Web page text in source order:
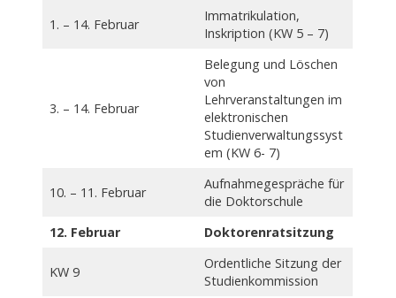
1. – 14. Februar
Immatrikulation,
Inskription (KW 5 – 7)
3. – 14. Februar
Belegung und Löschen
von
Lehrveranstaltungen im
elektronischen
Studienverwaltungssyst
em (KW 6- 7)
10. – 11. Februar
Aufnahmegespräche für
die Doktorschule
12. Februar
Doktorenratsitzung
KW 9
Ordentliche Sitzung der
Studienkommission